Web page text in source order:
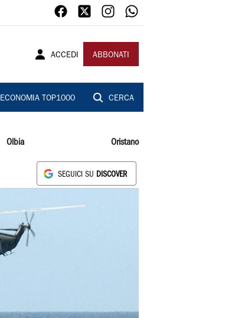
ACCEDI ABBONATI
ECONOMIA TOP1000 CERCA
Olbia Oristano
SEGUICI SU DISCOVER